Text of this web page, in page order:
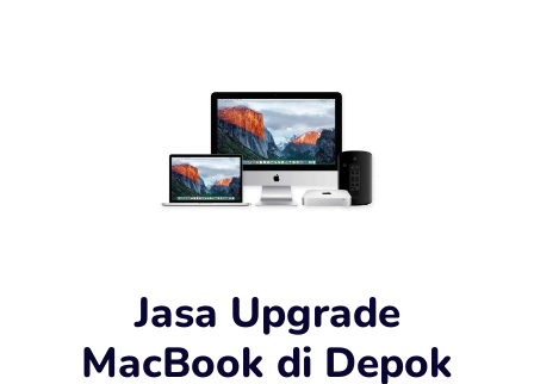
Jasa Upgrade
MacBook di Depok